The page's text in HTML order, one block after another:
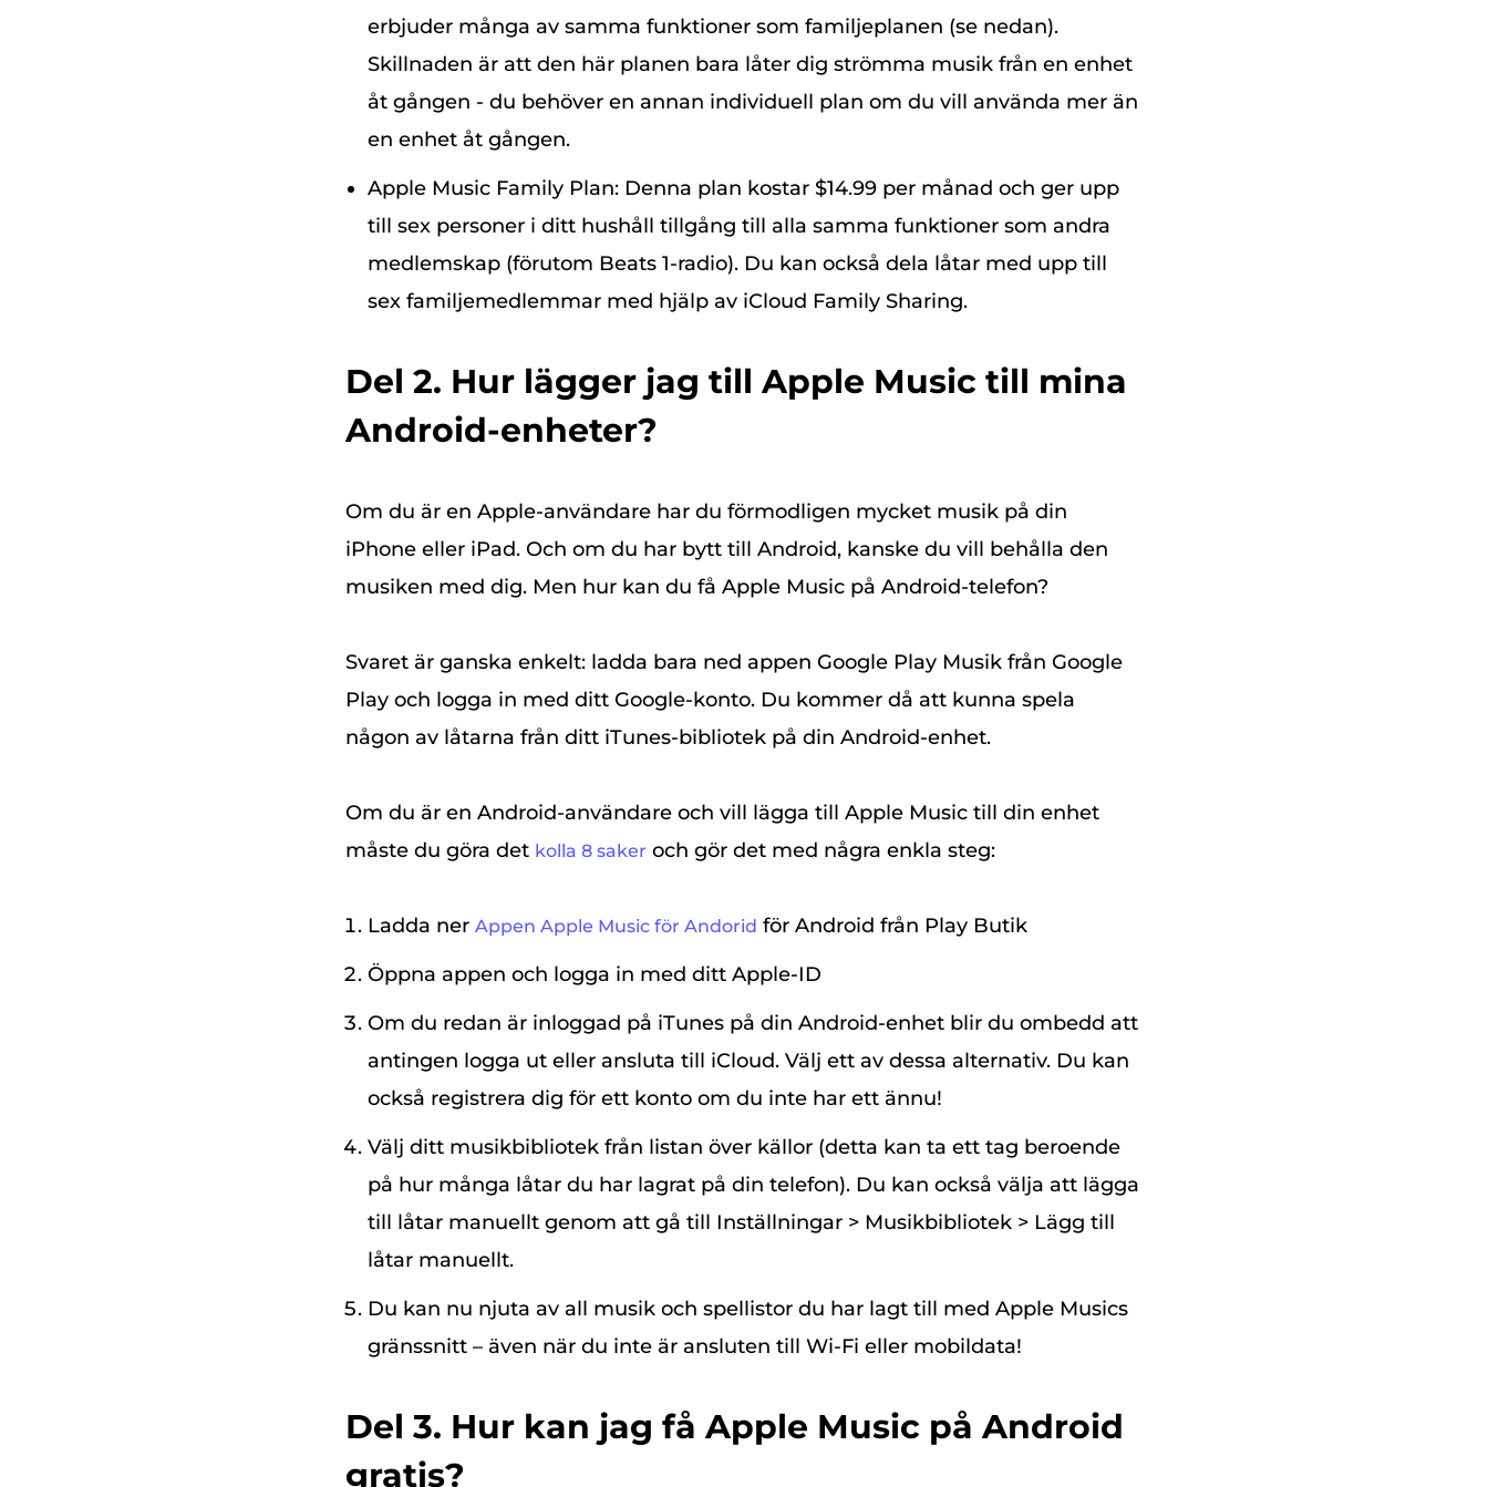
erbjuder många av samma funktioner som familjeplanen (se nedan).
Skillnaden är att den här planen bara låter dig strömma musik från en enhet
åt gången - du behöver en annan individuell plan om du vill använda mer än
en enhet åt gången.
Apple Music Family Plan: Denna plan kostar $14.99 per månad och ger upp
till sex personer i ditt hushåll tillgång till alla samma funktioner som andra
medlemskap (förutom Beats 1-radio). Du kan också dela låtar med upp till
sex familjemedlemmar med hjälp av iCloud Family Sharing.
Del 2. Hur lägger jag till Apple Music till mina
Android-enheter?
Om du är en Apple-användare har du förmodligen mycket musik på din
iPhone eller iPad. Och om du har bytt till Android, kanske du vill behålla den
musiken med dig. Men hur kan du få Apple Music på Android-telefon?
Svaret är ganska enkelt: ladda bara ned appen Google Play Musik från Google
Play och logga in med ditt Google-konto. Du kommer då att kunna spela
någon av låtarna från ditt iTunes-bibliotek på din Android-enhet.
Om du är en Android-användare och vill lägga till Apple Music till din enhet
måste du göra det kolla 8 saker och gör det med några enkla steg:
Ladda ner Appen Apple Music för Andorid för Android från Play Butik
Öppna appen och logga in med ditt Apple-ID
Om du redan är inloggad på iTunes på din Android-enhet blir du ombedd att
antingen logga ut eller ansluta till iCloud. Välj ett av dessa alternativ. Du kan
också registrera dig för ett konto om du inte har ett ännu!
Välj ditt musikbibliotek från listan över källor (detta kan ta ett tag beroende
på hur många låtar du har lagrat på din telefon). Du kan också välja att lägga
till låtar manuellt genom att gå till Inställningar > Musikbibliotek > Lägg till
låtar manuellt.
Du kan nu njuta av all musik och spellistor du har lagt till med Apple Musics
gränssnitt – även när du inte är ansluten till Wi-Fi eller mobildata!
Del 3. Hur kan jag få Apple Music på Android
gratis?